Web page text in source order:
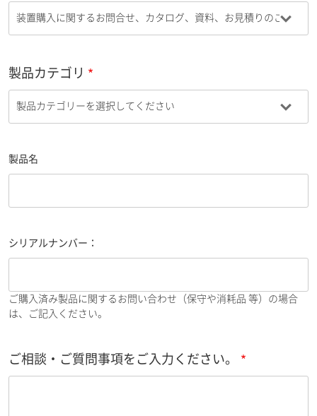
製品カテゴリ
製品名
シリアルナンバー：
ご購入済み製品に関するお問い合わせ（保守や消耗品 等）の場合
は、ご記入ください。
ご相談・ご質問事項をご入力ください。